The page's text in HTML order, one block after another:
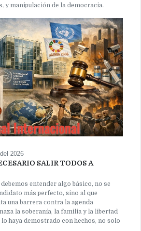
y manipulación de la democracia.
2026
SALIR TODOS A
entender algo básico, no se
más perfecto, sino al que
una barrera contra la agenda
la soberanía, la familia y la libertad
haya demostrado con hechos, no solo